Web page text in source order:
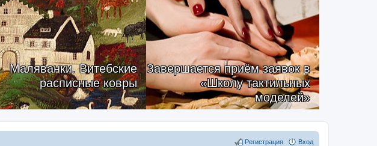
Маляванки. Витебские
расписные ковры
Завершается приём заявок в
«Школу тактильных
моделей»
Вход
Регистрация